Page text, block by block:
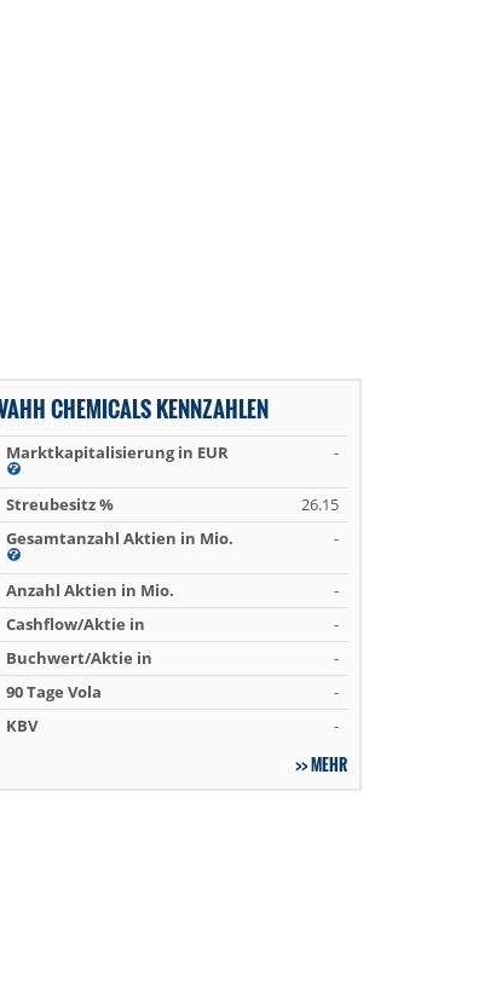
CHEMICALS KENNZAHLEN
Marktkapitalisierung in EUR -
Streubesitz %
26.15
Gesamtanzahl Aktien in Mio.
-
Anzahl Aktien in Mio.
-
Cashflow/Aktie in
-
Buchwert/Aktie in
-
90 Tage Vola
-
KBV
-
MEHR